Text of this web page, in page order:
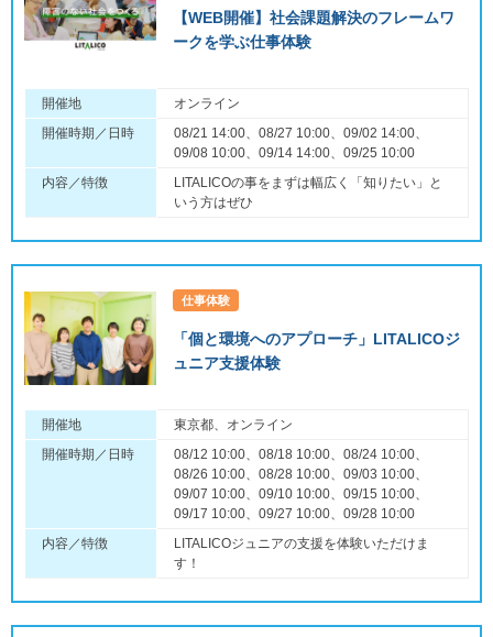
【WEB開催】社会課題解決のフレームワ
ークを学ぶ仕事体験
開催地
オンライン
開催時期／日時
08/21 14:00、08/27 10:00、09/02 14:00、
09/08 10:00、09/14 14:00、09/25 10:00
内容／特徴
LITALICOの事をまずは幅広く「知りたい」と
いう方はぜひ
仕事体験
「個と環境へのアプローチ」LITALICOジ
ュニア支援体験
開催地
東京都、オンライン
開催時期／日時
08/12 10:00、08/18 10:00、08/24 10:00、
08/26 10:00、08/28 10:00、09/03 10:00、
09/07 10:00、09/10 10:00、09/15 10:00、
09/17 10:00、09/27 10:00、09/28 10:00
内容／特徴
LITALICOジュニアの支援を体験いただけま
す！